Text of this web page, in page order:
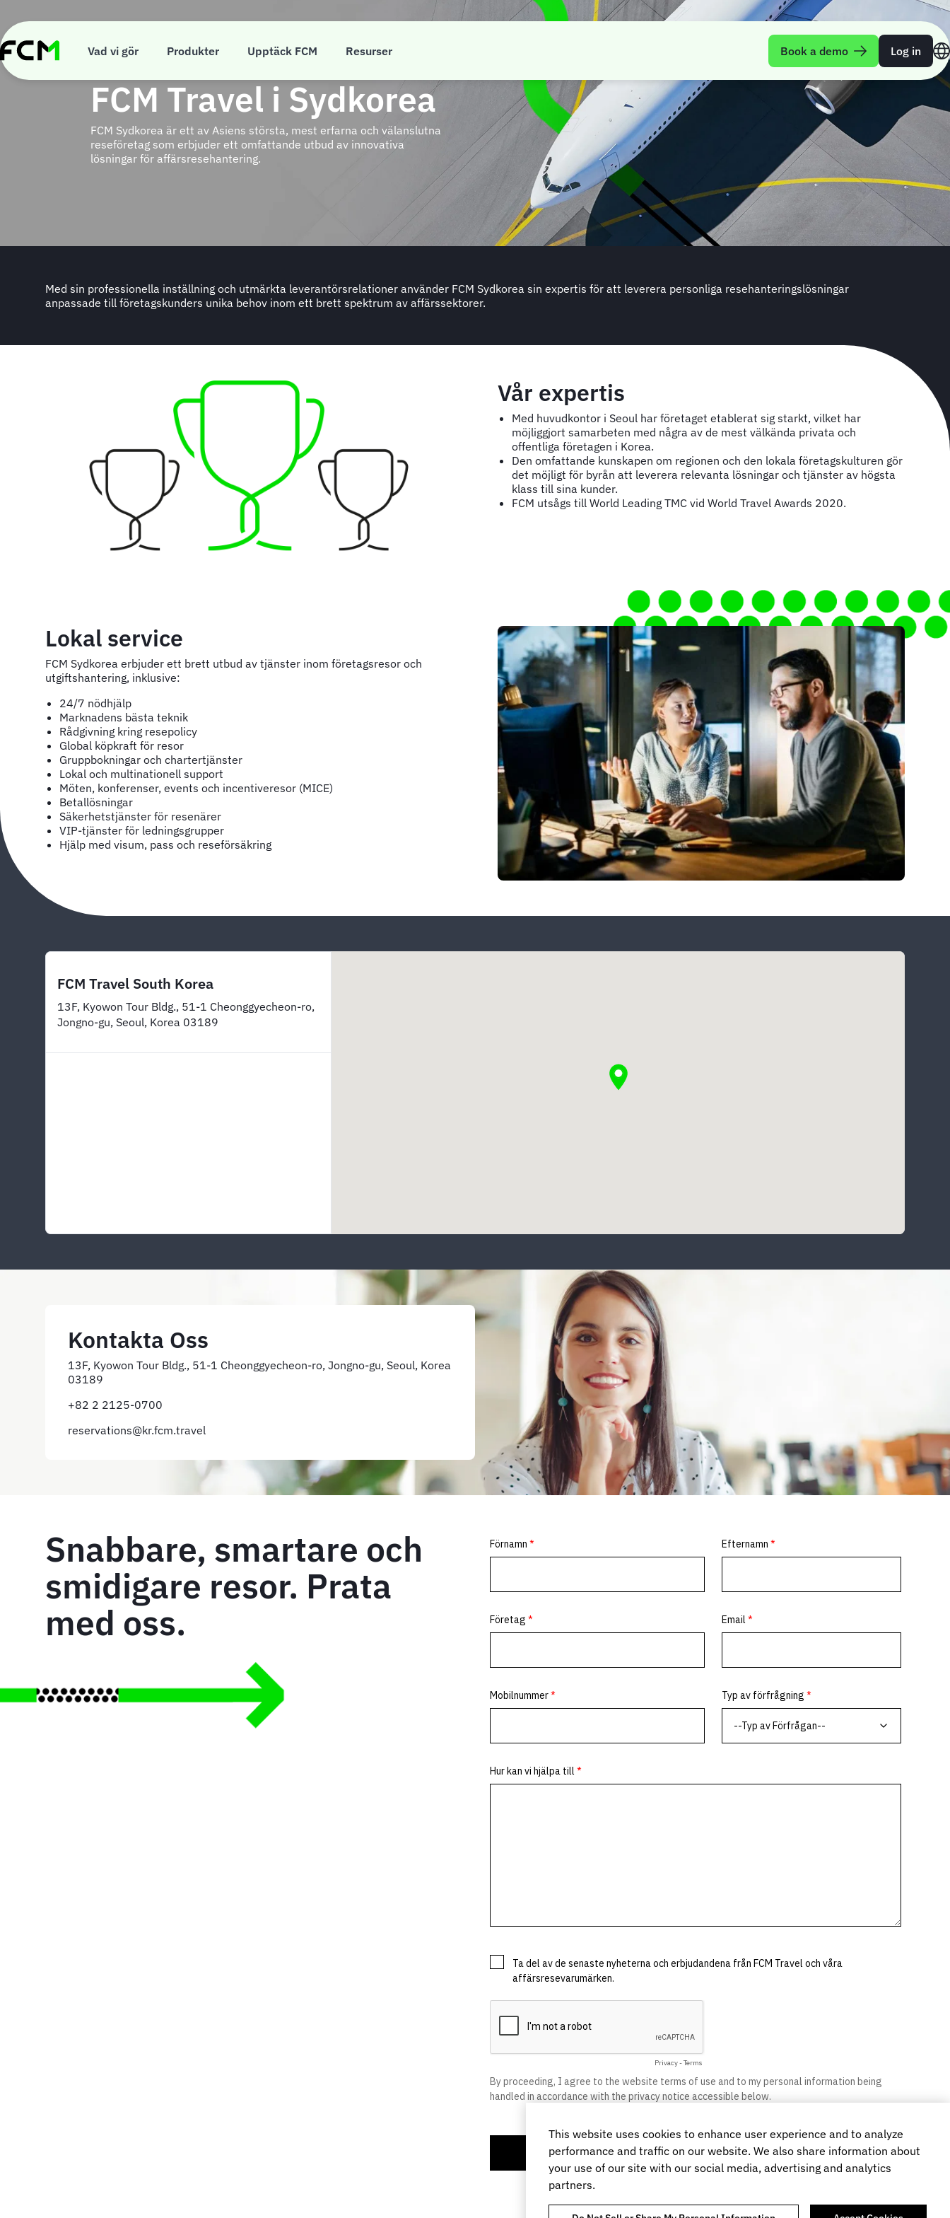
main
content
Vad vi gör Produkter Upptäck FCM Resurser Book a demo Log in
FCM Travel i Sydkorea
FCM Sydkorea är ett av Asiens största, mest erfarna och välanslutna
reseföretag som erbjuder ett omfattande utbud av innovativa
lösningar för affärsresehantering.
Med sin professionella inställning och utmärkta leverantörsrelationer använder FCM Sydkorea sin expertis för att leverera personliga resehanteringslösningar
anpassade till företagskunders unika behov inom ett brett spektrum av affärssektorer.
Vår expertis
Med huvudkontor i Seoul har företaget etablerat sig starkt, vilket har
möjliggjort samarbeten med några av de mest välkända privata och
offentliga företagen i Korea.
Den omfattande kunskapen om regionen och den lokala företagskulturen gör
det möjligt för byrån att leverera relevanta lösningar och tjänster av högsta
klass till sina kunder.
FCM utsågs till World Leading TMC vid World Travel Awards 2020.
Lokal service
FCM Sydkorea erbjuder ett brett utbud av tjänster inom företagsresor och
utgiftshantering, inklusive:
24/7 nödhjälp
Marknadens bästa teknik
Rådgivning kring resepolicy
Global köpkraft för resor
Gruppbokningar och chartertjänster
Lokal och multinationell support
Möten, konferenser, events och incentiveresor (MICE)
Betallösningar
Säkerhetstjänster för resenärer
VIP-tjänster för ledningsgrupper
Hjälp med visum, pass och reseförsäkring
FCM Travel South Korea
13F, Kyowon Tour Bldg., 51-1 Cheonggyecheon-ro,
Jongno-gu, Seoul, Korea 03189
Kontakta Oss
13F, Kyowon Tour Bldg., 51-1 Cheonggyecheon-ro, Jongno-gu, Seoul, Korea
03189
+82 2 2125-0700
reservations@kr.fcm.travel
Snabbare, smartare och
smidigare resor. Prata
med oss.
This website uses cookies to enhance user experience and to analyze
performance and traffic on our website. We also share information about
your use of our site with our social media, advertising and analytics
partners.